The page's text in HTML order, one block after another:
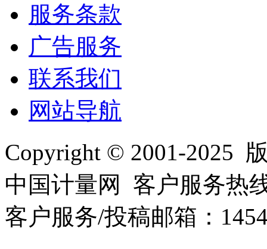
服务条款
广告服务
联系我们
网站导航
Copyright © 2001-2025
中国计量网 客户服务热
客户服务/投稿邮箱：